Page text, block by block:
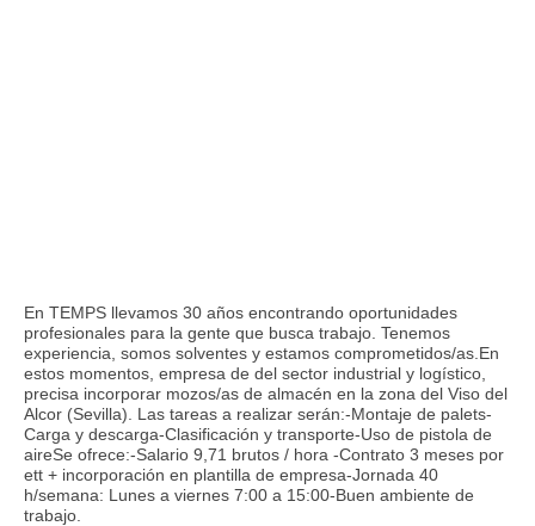
En TEMPS llevamos 30 años encontrando oportunidades
profesionales para la gente que busca trabajo. Tenemos
experiencia, somos solventes y estamos comprometidos/as.En
estos momentos, empresa de del sector industrial y logístico,
precisa incorporar mozos/as de almacén en la zona del Viso del
Alcor (Sevilla). Las tareas a realizar serán:-Montaje de palets-
Carga y descarga-Clasificación y transporte-Uso de pistola de
aireSe ofrece:-Salario 9,71 brutos / hora -Contrato 3 meses por
ett + incorporación en plantilla de empresa-Jornada 40
h/semana: Lunes a viernes 7:00 a 15:00 -Buen ambiente de
trabajo.